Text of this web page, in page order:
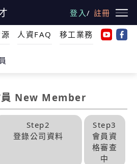
登入/ 註冊
人資FAQ 移工業務
員 New Member
Step2
登錄公司資料
Step3
會員資
格審查
中